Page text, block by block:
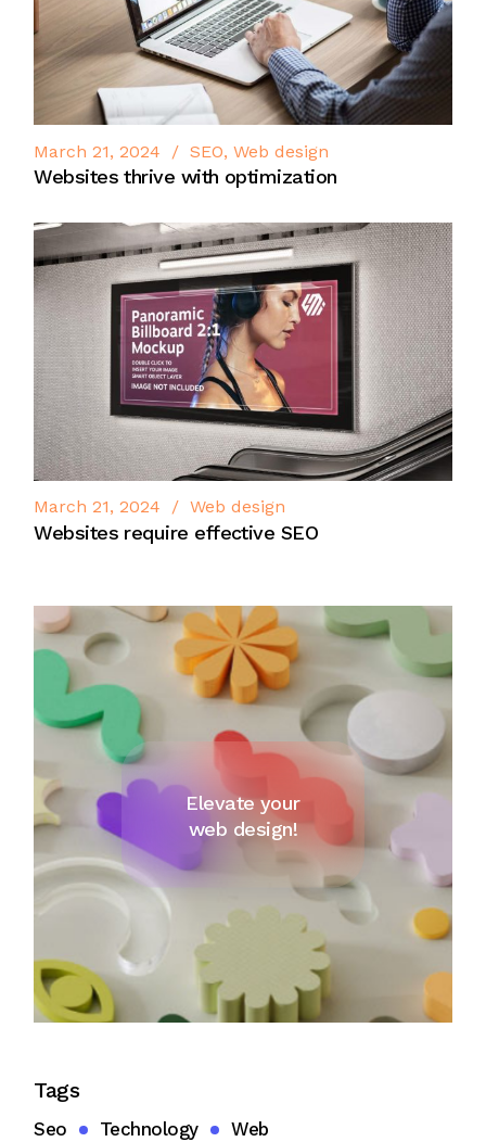
March 21, 2024 SEO Web design
Websites thrive with optimization
March 21, 2024 Web design
Websites require effective SEO
Elevate your
web design!
Tags
Seo Technology Web